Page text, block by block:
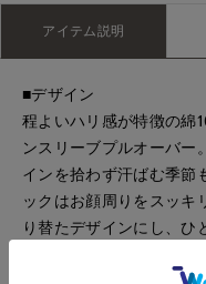
アイテム説明
■デザイン
程よいハリ感が特徴の綿
ンスリーブプルオーバー
インを拾わず汗ばむ季節
ックはお顔周りをスッキ
り替たデザインにし、ひ